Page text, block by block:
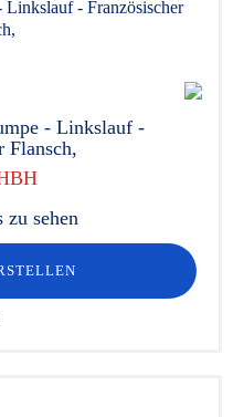
- Linkslauf -
Flansch,
zu sehen